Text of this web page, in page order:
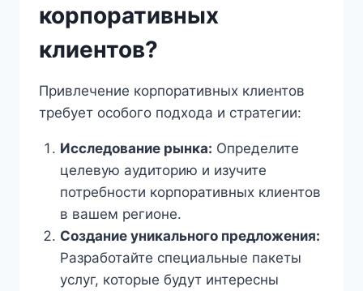
корпоративных
клиентов?
Привлечение корпоративных клиентов
требует особого подхода и стратегии:
Исследование рынка: Определите
целевую аудиторию и изучите
потребности корпоративных клиентов
в вашем регионе.
Создание уникального предложения:
Разработайте специальные пакеты
услуг, которые будут интересны